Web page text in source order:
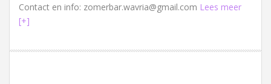
Contact en info: zomerbar.wavria@gmail.com Lees meer
[+]